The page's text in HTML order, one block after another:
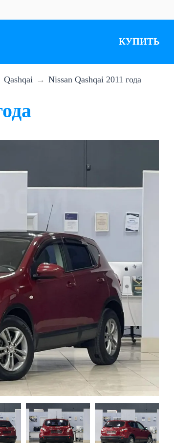
КУПИТЬ
Qashqai Nissan Qashqai 2011 года